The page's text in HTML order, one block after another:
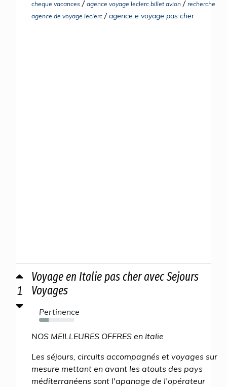
cheque vacances / agence voyage leclerc billet avion / recherche
agence de voyage leclerc /agence e voyage pas cher
1
Voyage en Italie pas cher avec Sejours
Voyages
Pertinence
27%
NOS MEILLEURES OFFRES en Italie
Les séjours, circuits accompagnés et voyages sur
mesure mettant en avant les atouts des pays
méditerranéens sont l'apanage de l'opérateur